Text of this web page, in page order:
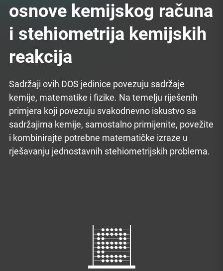
osnove kemijskog računa
i stehiometrija kemijskih
reakcija
Sadržaji ovih DOS jedinice povezuju sadržaje
kemije, matematike i fizike. Na temelju riješenih
primjera koji povezuju svakodnevno iskustvo sa
sadržajima kemije, samostalno primijenite, povežite
i kombinirajte potrebne matematičke izraze u
rješavanju jednostavnih stehiometrijskih problema.